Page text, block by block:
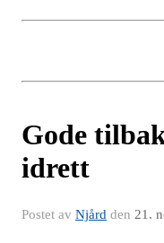
Gode
idrett
Postet av Njård den 21.